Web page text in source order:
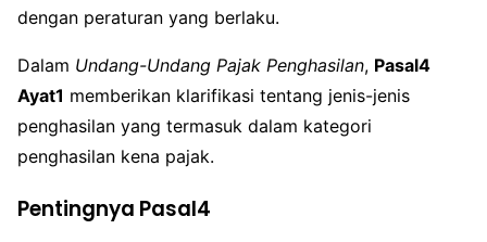
dengan peraturan yang berlaku.
Dalam Undang-Undang Pajak Penghasilan, Pasal4
Ayat1 memberikan klarifikasi tentang jenis-jenis
penghasilan yang termasuk dalam kategori
penghasilan kena pajak.
Pentingnya Pasal4